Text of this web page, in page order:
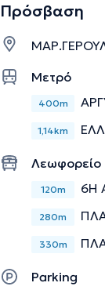
Πρόσβαση
Μετρό
400m
1,14km
Λεωφορείο
120m 6Η
280m
330m
Parking